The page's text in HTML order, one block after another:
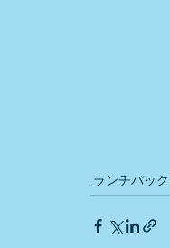
ランチパック